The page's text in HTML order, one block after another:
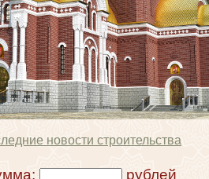
новости строительства
рублей